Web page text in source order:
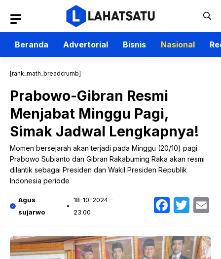
isi
Beranda
Advertorial Bisnis Nasional
[rank_math_breadcrumb]
Prabowo-Gibran Resmi
Menjabat Minggu Pagi,
Simak Jadwal Lengkapnya!
Momen bersejarah akan terjadi pada Minggu (20/10) pagi.
Prabowo Subianto dan Gibran Rakabuming Raka akan resmi
dilantik sebagai Presiden dan Wakil Presiden Republik
Indonesia periode
Agus
sujarwo
18-10-2024 -
23.00